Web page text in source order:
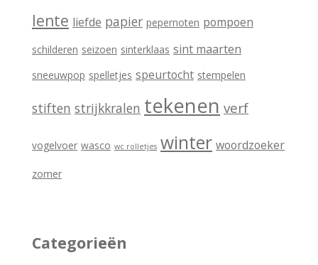
lente liefde papier pepernoten pompoen
schilderen seizoen sinterklaas sint maarten
sneeuwpop spelletjes speurtocht stempelen
stiften strijkkralen tekenen verf
vogelvoer wasco wc rolletjes winter woordzoeker
zomer
Categorieën